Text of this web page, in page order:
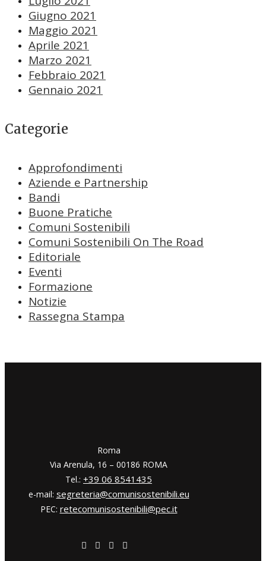
Giugno 2021
Maggio 2021
Aprile 2021
Marzo 2021
Febbraio 2021
Gennaio 2021
Categorie
Approfondimenti
Aziende e Partnership
Bandi
Buone Pratiche
Comuni Sostenibili
Comuni Sostenibili On The Road
Editoriale
Eventi
Formazione
Notizie
Rassegna Stampa
​​Roma
Via Arenula, 16 – 00186 ROMA
Tel.: +39 06 8541435
e-mail: segreteria@comunisostenibili.eu
PEC: retecomunisostenibili@pec.it